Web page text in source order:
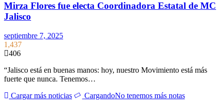
Mirza Flores fue electa Coordinadora Estatal de MC
Jalisco
septiembre 7, 2025
1,437
406
“Jalisco está en buenas manos: hoy, nuestro Movimiento está más
fuerte que nunca. Tenemos…
Cargar más noticias
CargandoNo tenemos más notas